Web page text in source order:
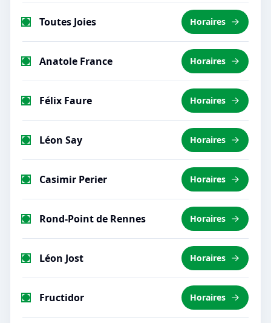
Toutes Joies Horaires
Anatole France Horaires
Félix Faure Horaires
Léon Say Horaires
Casimir Perier Horaires
Rond-Point de Rennes Horaires
Léon Jost Horaires
Fructidor Horaires